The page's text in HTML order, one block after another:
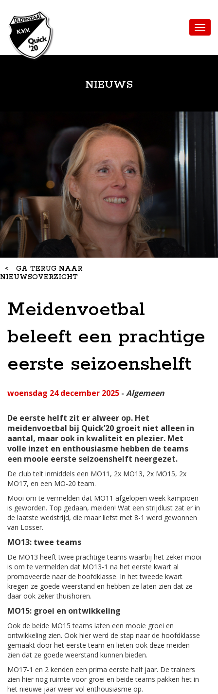
NIEUWS
< GA TERUG NAAR
NIEUWSOVERZICHT
Meidenvoetbal
beleeft een prachtige
eerste seizoenshelft
woensdag 24 december 2025 - Algemeen
De eerste helft zit er alweer op. Het
meidenvoetbal bij Quick’20 groeit niet alleen in
aantal, maar ook in kwaliteit en plezier. Met
volle inzet en enthousiasme hebben de teams
een mooie eerste seizoenshelft neergezet.
De club telt inmiddels een MO11, 2x MO13, 2x MO15, 2x
MO17, en een MO-20 team.
Mooi om te vermelden dat MO11 afgelopen week kampioen
is geworden. Top gedaan, meiden! Wat een strijdlust zat er in
de laatste wedstrijd, die maar liefst met 8-1 werd gewonnen
van Losser.
MO13: twee teams
De MO13 heeft twee prachtige teams waarbij het zeker mooi
is om te vermelden dat MO13-1 na het eerste kwart al
promoveerde naar de hoofdklasse. In het tweede kwart
kregen ze goede weerstand en hebben ze laten zien dat ze
daar ook zeker thuishoren.
MO15: groei en ontwikkeling
Ook de beide MO15 teams laten een mooie groei en
ontwikkeling zien. Ook hier werd de stap naar de hoofdklasse
gemaakt door het eerste team en lieten ook deze meiden
zien dat ze goede weerstand kunnen bieden.
MO17-1 en 2 kenden een prima eerste half jaar. De trainers
zien hier nog ruimte voor groei en beide teams pakken het in
het nieuwe jaar weer vol enthousiasme op.